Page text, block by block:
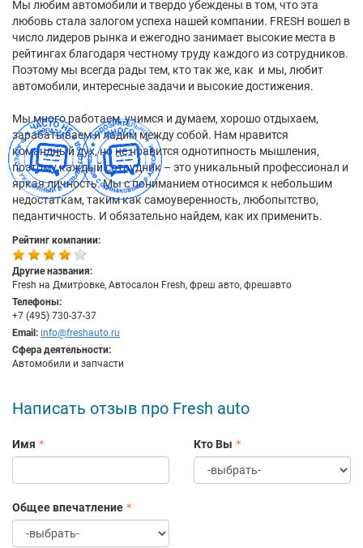
Мы любим автомобили и твердо убеждены в том, что эта
любовь стала залогом успеха нашей компании. FRESH вошел в
число лидеров рынка и ежегодно занимает высокие места в
рейтингах благодаря честному труду каждого из сотрудников.
Поэтому мы всегда рады тем, кто так же, как и мы, любит
автомобили, интересные задачи и высокие достижения.
Мы много работаем, учимся и думаем, хорошо отдыхаем,
зарабатываем и ладим между собой. Нам нравится
командный дух, но не нравится однотипность мышления,
поэтому каждый сотрудник – это уникальный профессионал и
яркая личность. Мы с пониманием относимся к небольшим
недостаткам, таким как самоуверенность, любопытство,
педантичность. И обязательно найдем, как их применить.
Рейтинг компании:
Другие названия:
Fresh на Дмитровке, Автосалон Fresh, фреш авто, фрешавто
Телефоны:
+7 (495) 730-37-37
Email: info@freshauto.ru
Сфера деятельности:
Автомобили и запчасти
Написать отзыв про Fresh auto
Имя Кто Вы
Общее впечатление